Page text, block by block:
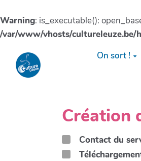
Warning: is_executable():
/var/www/vhosts/
Aller au contenu principalOn sort !
Création
Contact du